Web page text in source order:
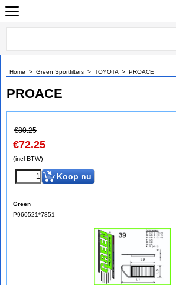
Home > Green Sportfilters > TOYOTA > PROACE
PROACE
€80.25
€72.25
(incl BTW)
Koop nu
Green
P960521*7851